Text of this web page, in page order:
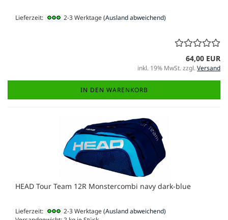
Lieferzeit: 2-3 Werktage(Ausland abweichend)
64,00 EUR
inkl. 19% MwSt. zzgl.Versand
IN DEN WARENKORB
HEAD Tour Team 12R Monstercombi navy dark-blue
Lieferzeit: 2-3 Werktage(Ausland abweichend)